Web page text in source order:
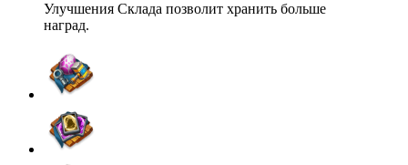
Улучшения Склада позволит хранить больше
наград.